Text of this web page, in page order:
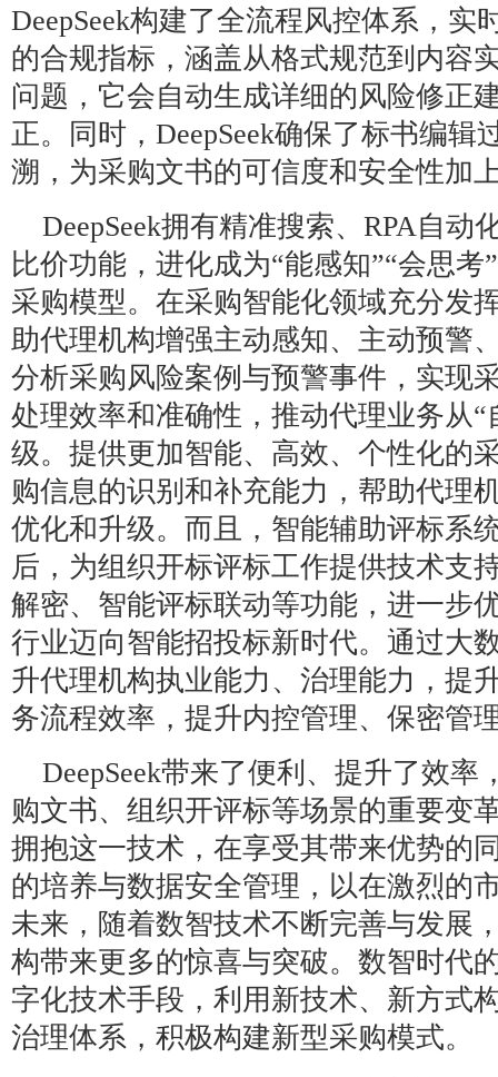
DeepSeek构建了全流程风控体系，实
的合规指标，涵盖从格式规范到内容
问题，它会自动生成详细的风险修正
正。同时，DeepSeek确保了标书编辑
溯，为采购文书的可信度和安全性加
DeepSeek拥有精准搜索、RPA自动
比价功能，进化成为“能感知”“会思考
采购模型。在采购智能化领域充分发
助代理机构增强主动感知、主动预警
分析采购风险案例与预警事件，实现
处理效率和准确性，推动代理业务从“
级。提供更加智能、高效、个性化的
购信息的识别和补充能力，帮助代理
优化和升级。而且，智能辅助评标系
后，为组织开标评标工作提供技术支
解密、智能评标联动等功能，进一步
行业迈向智能招投标新时代。通过大
升代理机构执业能力、治理能力，提
务流程效率，提升内控管理、保密管
DeepSeek带来了便利、提升了效
购文书、组织开评标等场景的重要变
拥抱这一技术，在享受其带来优势的
的培养与数据安全管理，以在激烈的
未来，随着数智技术不断完善与发展
构带来更多的惊喜与突破。数智时代
字化技术手段，利用新技术、新方式
治理体系，积极构建新型采购模式。